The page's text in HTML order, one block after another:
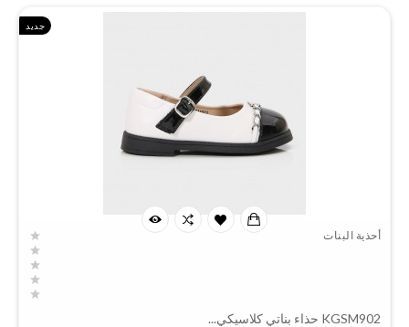
جديد
أحذية البنات
KGSM902 حذاء بناتي كلاسيكي...